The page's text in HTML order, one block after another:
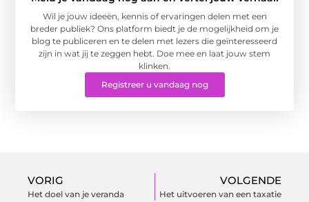
Wil je jouw ideeën, kennis of ervaringen delen met een
breder publiek? Ons platform biedt je de mogelijkheid om je
blog te publiceren en te delen met lezers die geïnteresseerd
zijn in wat jij te zeggen hebt. Doe mee en laat jouw stem
klinken.
Registreer u vandaag nog
VORIG
Het doel van je veranda
VOLGENDE
Het uitvoeren van een taxatie